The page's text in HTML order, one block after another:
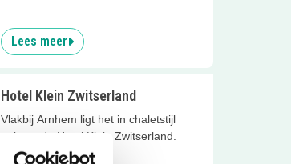
Lees meer
Hotel Klein Zwitserland
Vlakbij Arnhem ligt het in chaletstijl
gebouwde Hotel Klein Zwitserland.